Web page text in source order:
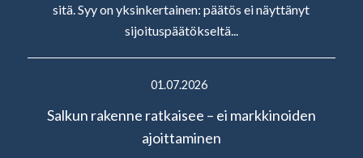
sitä. Syy on yksinkertainen: päätös ei näyttänyt
sijoituspäätökseltä...
01.07.2026
Salkun rakenne ratkaisee – ei markkinoiden
ajoittaminen